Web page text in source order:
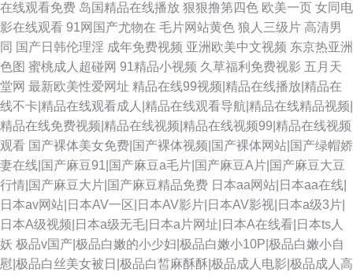
在线观看免费 岛国精品在线播放 狠狠撸第四色 欧美一页 女同电
影在线观看 91网国产尤物在 毛片网站黄色 狼人三级片 高清男
同 国产日韩伦理淫 成年免费视频 亚洲欧美中文视频 东京热亚洲
色图 蜜桃成人超碰网 91精品小视频 久草福利免费视影 五月天
堂网 最新欧美性爱网址 精品在线99视频|精品在线播放|精品在
线不卡|精品在线观看成人|精品在线观看导航|精品在线精品视频|
精品在线免费视频|精品在线视频|精品在线视频99|精品在线视频
观看 国产裸体美女免费|国产裸体视频|国产裸体网站|国产绿帽娇
妻在线|国产麻豆91|国产麻豆a毛片|国产麻豆A片|国产麻豆大豆
行情|国产麻豆大片|国产麻豆精品免费 日本aa网站|日本aa在线|
日本av网站|日本AV一区|日本AV影片|日本AV影视|日本a级3片|
日本A级视频|日本a级无毛|日本a片网址|日本A在线看|日本ts人
妖 极品v国产|极品白嫩的小少妇|极品白嫩小10P|极品白嫩小自
慰|极品白丝美女被日|极品白皙麻酥酥|极品成人电影|极品成人高